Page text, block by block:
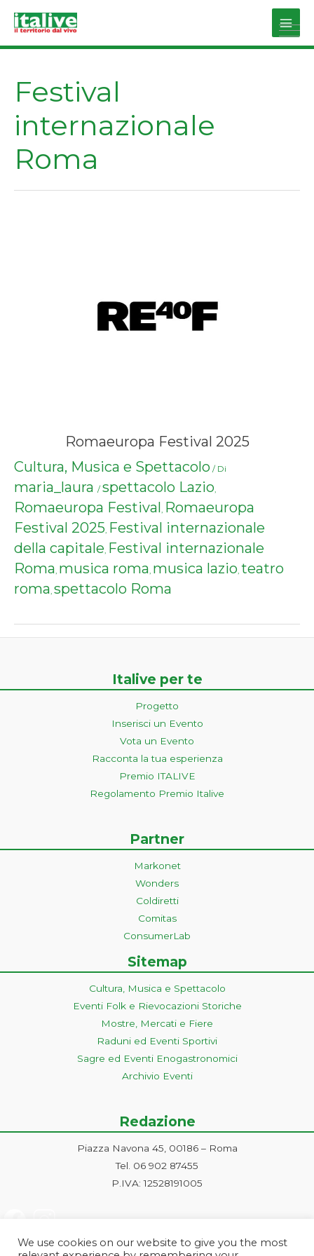
Main
Festival
internazionale
Roma
Romaeuropa Festival 2025
Cultura, Musica e Spettacolo / Di
maria_laura / spettacolo Lazio,
Romaeuropa Festival , Romaeuropa
Festival 2025, Festival internazionale
della capitale, Festival internazionale
Roma, musica roma, musica lazio, teatro
roma, spettacolo Roma
Italive per te
Progetto
Inserisci un Evento
Vota un Evento
Racconta la tua esperienza
Premio ITALIVE
Regolamento Premio Italive
Partner
Markonet
Wonders
Coldiretti
Comitas
ConsumerLab
Sitemap
Cultura, Musica e Spettacolo
Eventi Folk e Rievocazioni Storiche
Mostre, Mercati e Fiere
Raduni ed Eventi Sportivi
Sagre ed Eventi Enogastronomici
Archivio Eventi
Redazione
Piazza Navona 45, 00186 – Roma
Tel. 06 902 87455
P.IVA: 12528191005
We use cookies on our website to give you the most